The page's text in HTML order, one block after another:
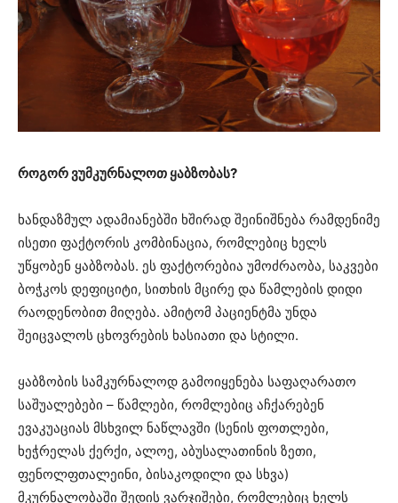
როგორ ვუმკურნალოთ ყაბზობას?
ხანდაზმულ ადამიანებში ხშირად შეინიშნება რამდენიმე
ისეთი ფაქტორის კომბინაცია, რომლებიც ხელს
უწყობენ ყაბზობას. ეს ფაქტორებია უმოძრაობა, საკვები
ბოჭკოს დეფიციტი, სითხის მცირე და წამლების დიდი
რაოდენობით მიღება. ამიტომ პაციენტმა უნდა
შეიცვალოს ცხოვრების ხასიათი და სტილი.
ყაბზობის სამკურნალოდ გამოიყენება საფაღარათო
საშუალებები – წამლები, რომლებიც აჩქარებენ
ევაკუაციას მსხვილ ნაწლავში (სენის ფოთლები,
ხეჭრელას ქერქი, ალოე, აბუსალათინის ზეთი,
ფენოლფთალეინი, ბისაკოდილი და სხვა)
მკურნალობაში შედის ვარჯიშები, რომლებიც ხელს